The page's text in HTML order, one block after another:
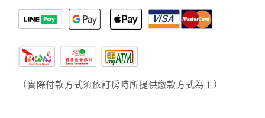
（實際付款方式須依訂房時所提供繳款方式為主）